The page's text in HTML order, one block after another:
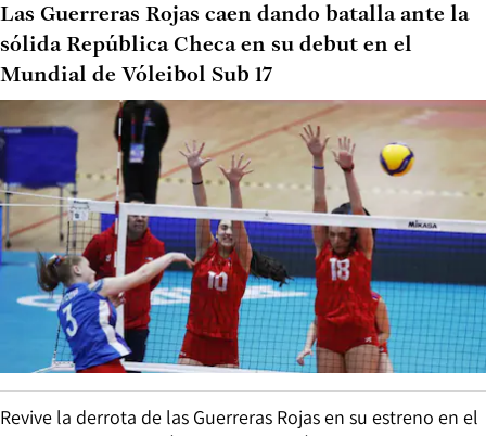
Las Guerreras Rojas caen dando batalla ante la
sólida República Checa en su debut en el
Mundial de Vóleibol Sub 17
Revive la derrota de las Guerreras Rojas en su estreno en el